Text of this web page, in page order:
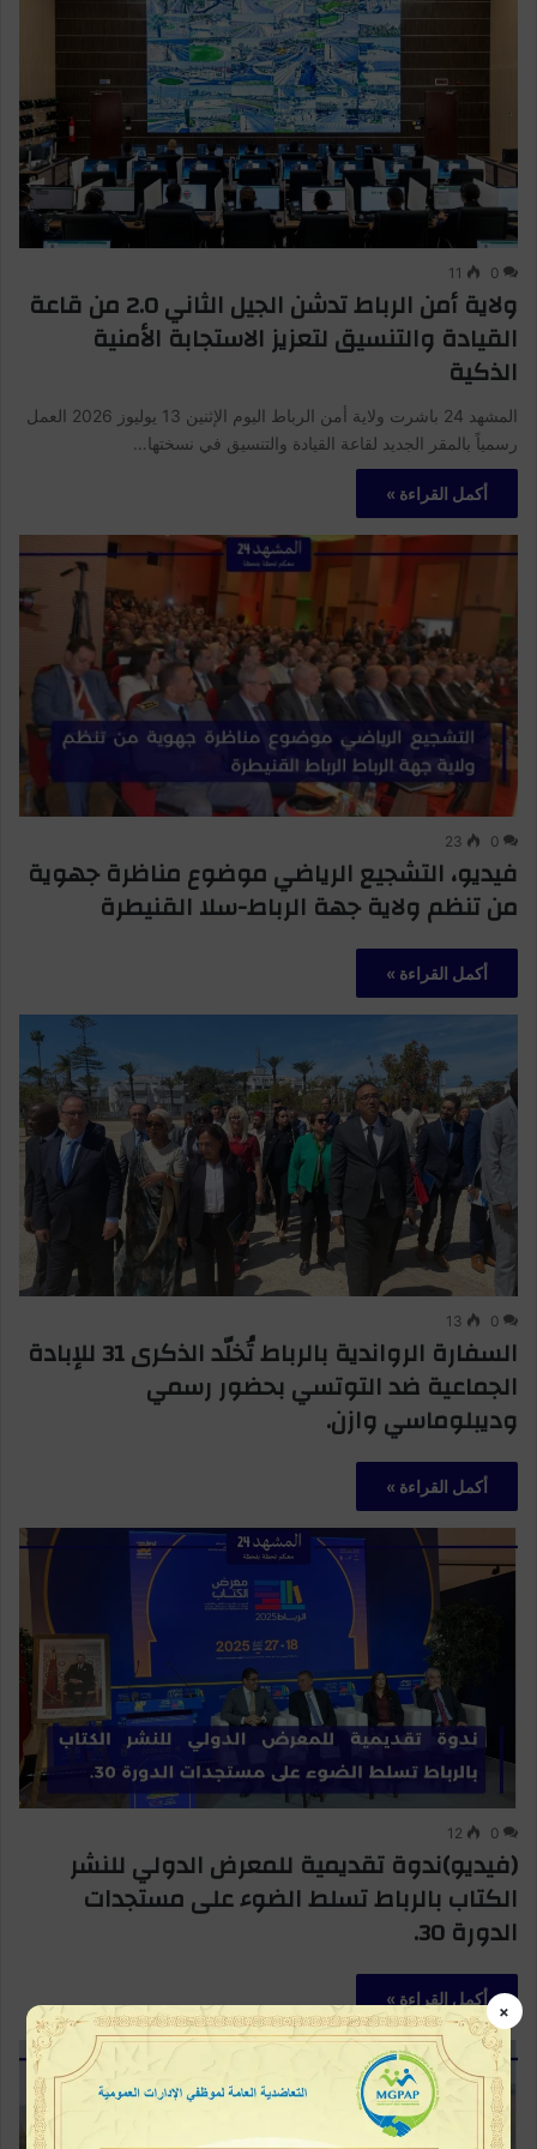
0
11
ولاية أمن الرباط تدشن الجيل الثاني 2.0 من قاعة
القيادة والتنسيق لتعزيز الاستجابة الأمنية
الذكية
المشهد 24 باشرت ولاية أمن الرباط اليوم الإثنين 13 يوليوز 2026 العمل
رسمياً بالمقر الجديد لقاعة القيادة والتنسيق في نسختها…
أكمل القراءة »
0
23
فيديو، التشجيع الرياضي موضوع مناظرة جهوية
من تنظم ولاية جهة الرباط-سلا القنيطرة
أكمل القراءة »
0
13
السفارة الرواندية بالرباط تُخلّد الذكرى 31 للإبادة
الجماعية ضد التوتسي بحضور رسمي
وديبلوماسي وازن.
أكمل القراءة »
0
12
(فيديو)ندوة تقديمية للمعرض الدولي للنشر
الكتاب بالرباط تسلط الضوء على مستجدات
الدورة 30.
أكمل القراءة »
×